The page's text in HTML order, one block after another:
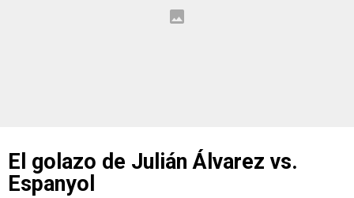
El golazo de Julián Álvarez vs.
Espanyol